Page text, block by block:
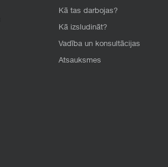
Kā tas darbojas?
Kā izsludināt?
Vadība un konsultācijas
Atsauksmes